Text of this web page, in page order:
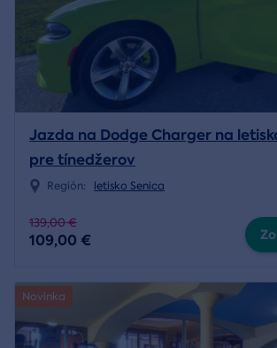
Jazda na Dodge Charger na
pre tínedžerov
Región: letisko Senica
139,00 €
109,00 €
Novinka